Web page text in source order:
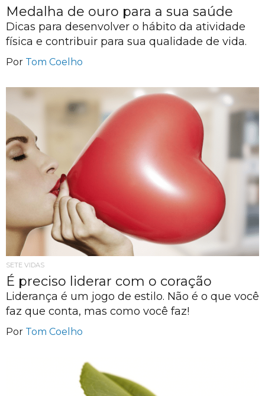
Medalha de ouro para a sua saúde
Dicas para desenvolver o hábito da atividade
física e contribuir para sua qualidade de vida.
Por Tom Coelho
SETE VIDAS
É preciso liderar com o coração
Liderança é um jogo de estilo. Não é o que você
faz que conta, mas como você faz!
Por Tom Coelho